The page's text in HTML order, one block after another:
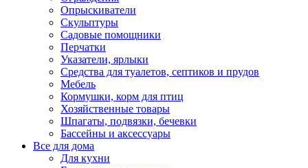
Опрыскиватели
Скульптуры
Садовые помощники
Перчатки
Указатели, ярлыки
Средства для туалетов, септиков и прудов
Мебель
Кормушки, корм для птиц
Хозяйственные товары
Шпагаты, подвязки, бечевки
Бассейны и аксессуары
Все для дома
Для кухни